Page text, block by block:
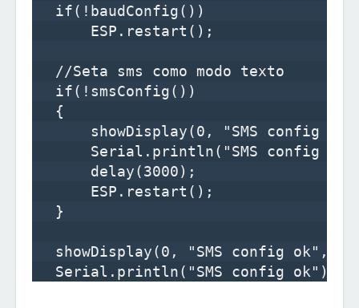
  if(!baudConfig())
      ESP.restart();
  //Seta sms como modo texto
  if(!smsConfig())
  {
showDisplay(0, "SMS config
Serial.println("SMS config
      delay(3000);
      ESP.restart();
  }
showDisplay(0, "SMS config ok",